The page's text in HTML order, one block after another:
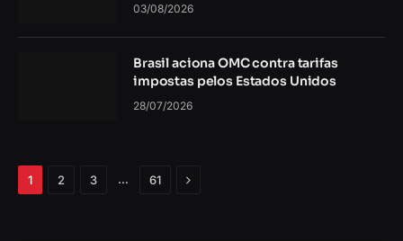
03/08/2026
Brasil aciona OMC contra tarifas
impostas pelos Estados Unidos
28/07/2026
1 2 3 … 61 Próximo